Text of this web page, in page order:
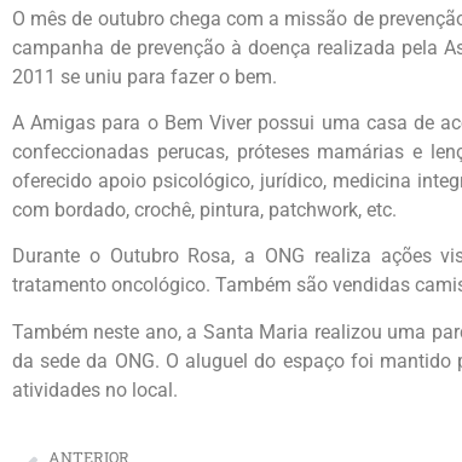
O mês de outubro chega com a missão de
campanha de prevenção à doença realizada pela
2011 se uniu para fazer o bem.
A Amigas para o Bem Viver possui uma casa de
confeccionadas perucas, próteses mamárias e
oferecido apoio psicológico, jurídico, medicina
com bordado, crochê, pintura, patchwork, etc.
Durante o Outubro Rosa, a ONG realiza ações
tratamento oncológico. Também são vendidas
Também neste ano, a Santa Maria realizou uma
da sede da ONG. O aluguel do espaço foi
atividades no local.
ANTERIOR